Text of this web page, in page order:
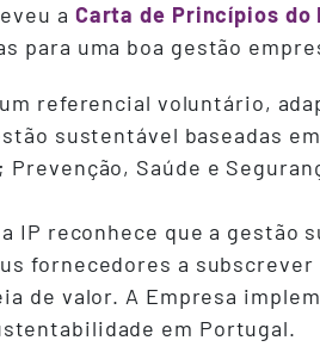
a Carta de Princípios do
para uma boa gestão
referencial voluntário,
sustentável baseadas
Saúde e
IP reconhece que a
fornecedores a
de valor. A Empresa
em Portugal.